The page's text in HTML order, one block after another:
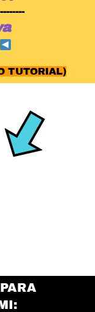
TUTORIAL)